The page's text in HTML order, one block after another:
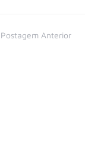
Postagem Anterior